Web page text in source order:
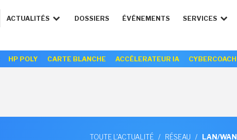
ACTUALITÉS DOSSIERS ÉVÉNEMENTS SERVICES
HP POLY CARTE BLANCHE ACCÉLERATEUR IA CYBERCOACH
TOUTE L'ACTUALITÉ / RÉSEAU / LAN/WAN